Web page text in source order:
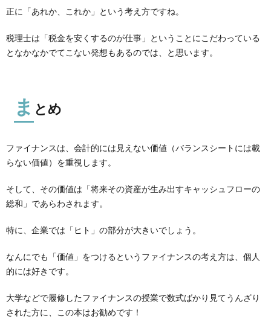
正に「あれか、これか」という考え方ですね。
税理士は「税金を安くするのが仕事」ということにこだわっている
となかなかでてこない発想もあるのでは、と思います。
ま とめ
ファイナンスは、会計的には見えない価値（バランスシートには載
らない価値）を重視します。
そして、その価値は「将来その資産が生み出すキャッシュフローの
総和」であらわされます。
特に、企業では「ヒト」の部分が大きいでしょう。
なんにでも「価値」をつけるというファイナンスの考え方は、個人
的には好きです。
大学などで履修したファイナンスの授業で数式ばかり見てうんざり
された方に、この本はお勧めです！